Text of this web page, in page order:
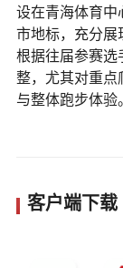
设在青海体育中
市地标，充分展
根据往届参赛选
整，尤其对重点
与整体跑步体
客户端下载